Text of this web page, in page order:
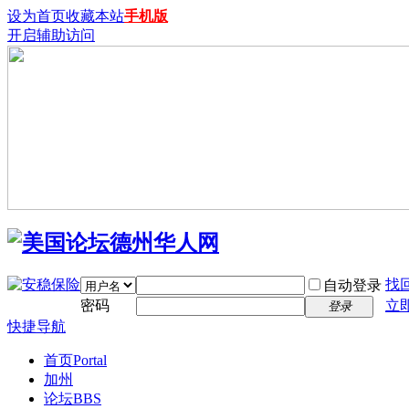
设为首页收藏本站手机版
开启辅助访问
自动登录 找
密码
登录
立
快捷导航
首页Portal
加州
论坛BBS